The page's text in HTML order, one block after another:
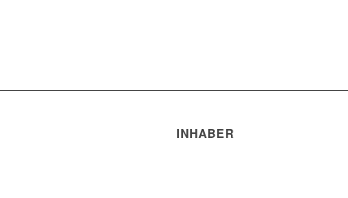
INHABER